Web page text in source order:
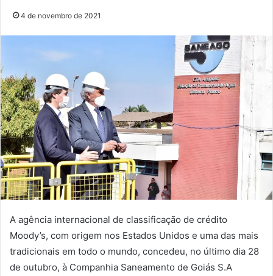
4 de novembro de 2021
A agência internacional de classificação de crédito
Moody’s, com origem nos Estados Unidos e uma das mais
tradicionais em todo o mundo, concedeu, no último dia 28
de outubro, à Companhia Saneamento de Goiás S.A